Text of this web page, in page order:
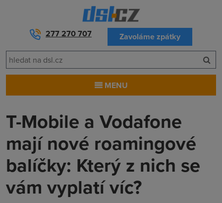
277 270 707 Zavoláme zpátky
MENU
T-Mobile a Vodafone
mají nové roamingové
balíčky: Který z nich se
vám vyplatí víc?